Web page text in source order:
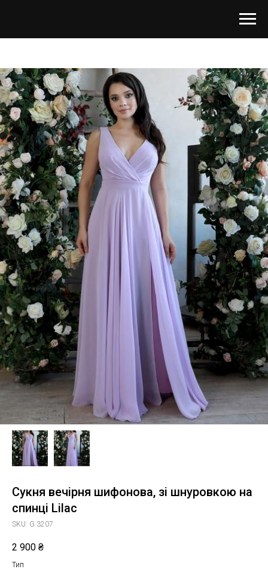
Сукня вечірня шифонова, зі шнуровкою на
спинці Lilac
SKU: G 3207
2 900 ₴
Тип